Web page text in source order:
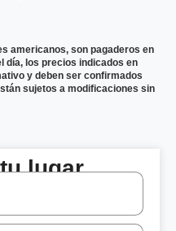
americanos, son pagaderos en
día, los precios indicados en
y deben ser confirmados
sujetos a modificaciones sin
lugar